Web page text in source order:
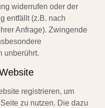
widerrufen oder der
entfällt (z.B. nach
Anfrage). Zwingende
unberührt.
registrieren, um
zu nutzen. Die dazu